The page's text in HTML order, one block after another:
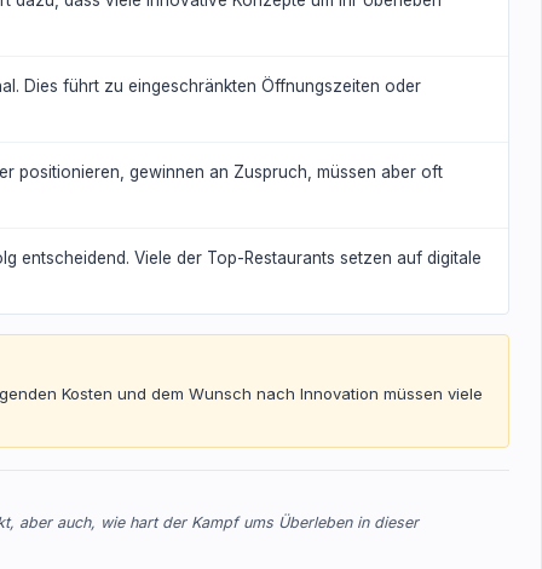
Dies führt zu eingeschränkten Öffnungszeiten oder
positionieren, gewinnen an Zuspruch, müssen aber oft
entscheidend. Viele der Top-Restaurants setzen auf digitale
Kosten und dem Wunsch nach Innovation müssen viele
aber auch, wie hart der Kampf ums Überleben in dieser